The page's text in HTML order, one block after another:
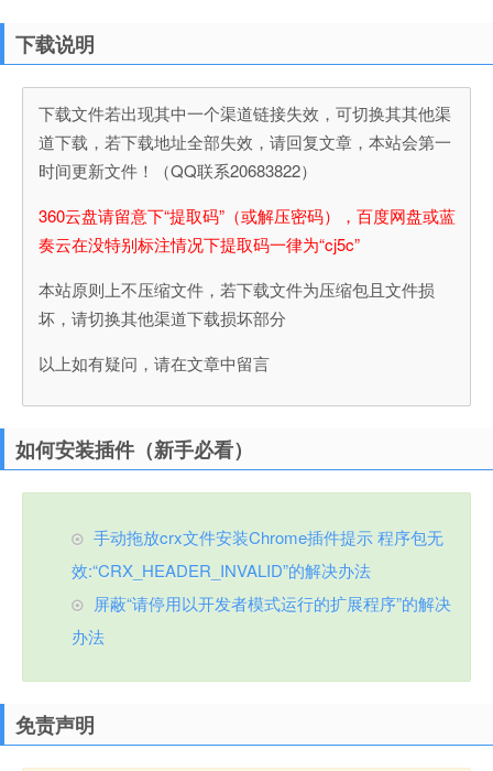
下载说明
下载文件若出现其中一个渠道链接失效，可切换其其他渠
道下载，若下载地址全部失效，请回复文章，本站会第一
时间更新文件！（QQ联系20683822）
360云盘请留意下“提取码”（或解压密码），百度网盘或蓝
奏云在没特别标注情况下提取码一律为“cj5c”
本站原则上不压缩文件，若下载文件为压缩包且文件损
坏，请切换其他渠道下载损坏部分
以上如有疑问，请在文章中留言
如何安装插件（新手必看）
手动拖放crx文件安装Chrome插件提示 程序包无
效:“CRX_HEADER_INVALID”的解决办法
屏蔽“请停用以开发者模式运行的扩展程序”的解决
办法
免责声明